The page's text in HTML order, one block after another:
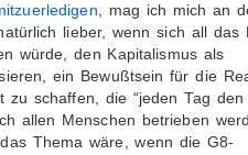
, mag ich mich an
lieber, wenn sich all das
würde, den Kapitalismus als
ein Bewußtsein für die
zu schaffen, die “jeden Tag
allen Menschen betrieben
Thema wäre, wenn die G8-